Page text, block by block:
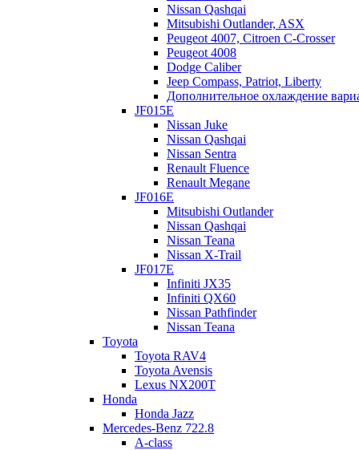
Nissan Qashqai
Mitsubishi Outlander, ASX
Peugeot 4007, Citroen C-Crosser
Peugeot 4008
Dodge Caliber
Jeep Compass, Patriot, Liberty
Дополнительное охлаждение
JF015E
Nissan Juke
Nissan Qashqai
Nissan Sentra
Renault Fluence
Renault Megane
JF016E
Mitsubishi Outlander
Nissan Qashqai
Nissan Teana
Nissan X-Trail
JF017E
Infiniti JX35
Infiniti QX60
Nissan Pathfinder
Nissan Teana
Toyota
Toyota RAV4
Toyota Avensis
Lexus NX200T
Honda
Honda Jazz
Mercedes-Benz 722.8
A-class